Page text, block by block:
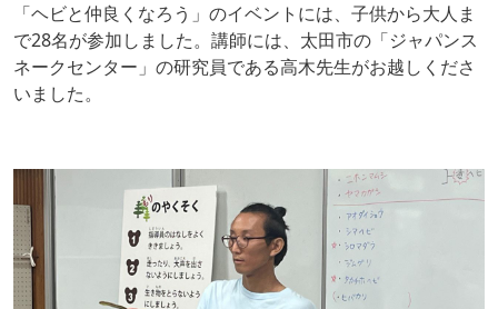
「ヘビと仲良くなろう」のイベントには、子供から大人ま
で28名が参加しました。講師には、太田市の「ジャパンス
ネークセンター」の研究員である高木先生がお越しくださ
いました。